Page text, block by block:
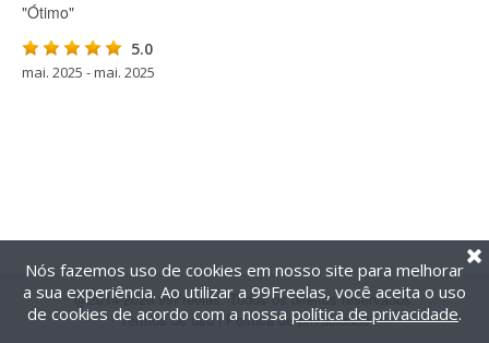
"Ótimo"
5.0
mai. 2025 - mai. 2025
@2014-2026 99Freelas. Todos os direitos reservados.
Termos de uso| Política de privacidade
Nós fazemos uso de cookies em nosso site para melhorar
a sua experiência. Ao utilizar a 99Freelas, você aceita o uso
de cookies de acordo com a nossa política de privacidade.